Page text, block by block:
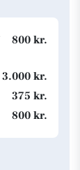
800 kr.
3.000 kr.
375 kr.
800 kr.